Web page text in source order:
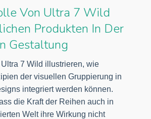
Von Ultra 7 Wild
Produkten In Der
Gestaltung
7 Wild illustrieren, wie
der visuellen Gruppierung in
integriert werden können.
die Kraft der Reihen auch in
Welt ihre Wirkung nicht